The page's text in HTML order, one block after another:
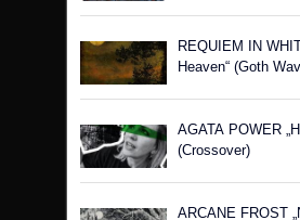
REQUIEM IN
Heaven“ (Goth
AGATA POWER
(Crossover)
ARCANE FROST